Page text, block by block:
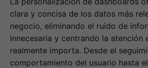
clara y concisa de los datos más
negocio, eliminando el ruido de
innecesaria y centrando la atención
realmente importa. Desde el
comportamiento del usuario hasta